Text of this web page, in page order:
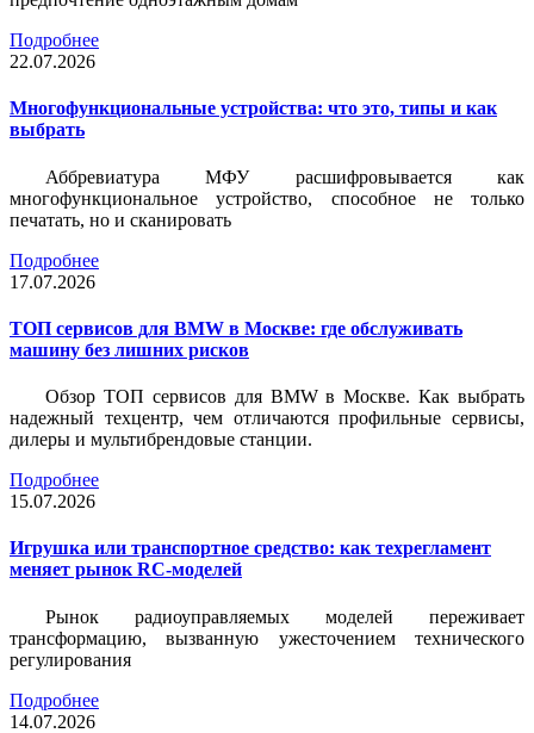
Подробнее
22.07.2026
Многофункциональные устройства: что это, типы и как
выбрать
Аббревиатура МФУ расшифровывается как
многофункциональное устройство, способное не только
печатать, но и сканировать
Подробнее
17.07.2026
ТОП сервисов для BMW в Москве: где обслуживать
машину без лишних рисков
Обзор ТОП сервисов для BMW в Москве. Как выбрать
надежный техцентр, чем отличаются профильные сервисы,
дилеры и мультибрендовые станции.
Подробнее
15.07.2026
Игрушка или транспортное средство: как техрегламент
меняет рынок RC-моделей
Рынок радиоуправляемых моделей переживает
трансформацию, вызванную ужесточением технического
регулирования
Подробнее
14.07.2026